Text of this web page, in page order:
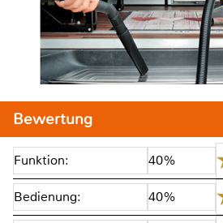
Bewertung
Funktion: 40%
Bedienung: 40%